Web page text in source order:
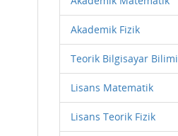
Akademik Fizik
Teorik Bilgisayar Bilimi
Lisans Matematik
Lisans Teorik Fizik